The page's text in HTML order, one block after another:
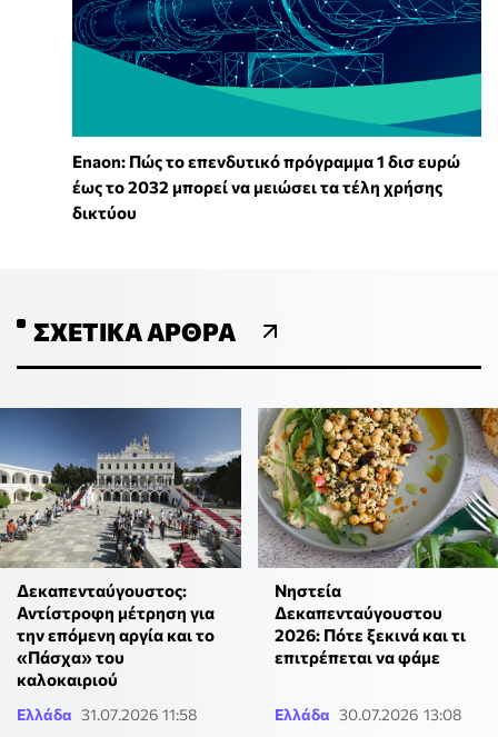
Enaon: Πώς το επενδυτικό πρόγραμμα 1 δισ ευρώ
έως το 2032 μπορεί να μειώσει τα τέλη χρήσης
δικτύου
ΣΧΕΤΙΚΆ ΆΡΘΡΑ
Δεκαπενταύγουστος:
Αντίστροφη μέτρηση για
την επόμενη αργία και το
«Πάσχα» του
καλοκαιριού
Ελλάδα 31.07.2026 11:58
Νηστεία
Δεκαπενταύγουστου
2026: Πότε ξεκινά και τι
επιτρέπεται να φάμε
Ελλάδα 30.07.2026 13:08